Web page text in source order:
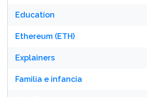
Education
Ethereum (ETH)
Explainers
Familia e infancia